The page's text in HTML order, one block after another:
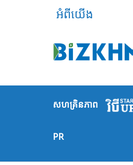
អំពីយើង
សហគ្រិនភាព
PR